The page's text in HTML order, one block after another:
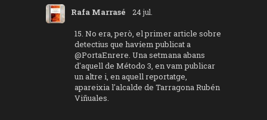
Rafa Marrasé 24 jul.
15. No era, però, el primer article sobre
detectius que havíem publicat a
@PortaEnrere. Una setmana abans
d'aquell de Método 3, en vam publicar
un altre i, en aquell reportatge,
apareixia l'alcalde de Tarragona Rubén
Viñuales.